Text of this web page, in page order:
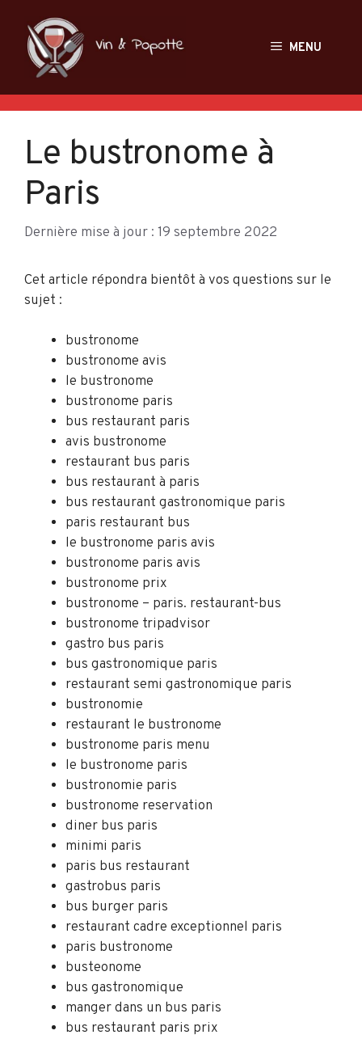
contenu
MENU
Le bustronome à
Paris
Dernière mise à jour : 19 septembre 2022
Cet article répondra bientôt à vos questions sur le
sujet :
bustronome
bustronome avis
le bustronome
bustronome paris
bus restaurant paris
avis bustronome
restaurant bus paris
bus restaurant à paris
bus restaurant gastronomique paris
paris restaurant bus
le bustronome paris avis
bustronome paris avis
bustronome prix
bustronome – paris. restaurant-bus
bustronome tripadvisor
gastro bus paris
bus gastronomique paris
restaurant semi gastronomique paris
bustronomie
restaurant le bustronome
bustronome paris menu
le bustronome paris
bustronomie paris
bustronome reservation
diner bus paris
minimi paris
paris bus restaurant
gastrobus paris
bus burger paris
restaurant cadre exceptionnel paris
paris bustronome
busteonome
bus gastronomique
manger dans un bus paris
bus restaurant paris prix